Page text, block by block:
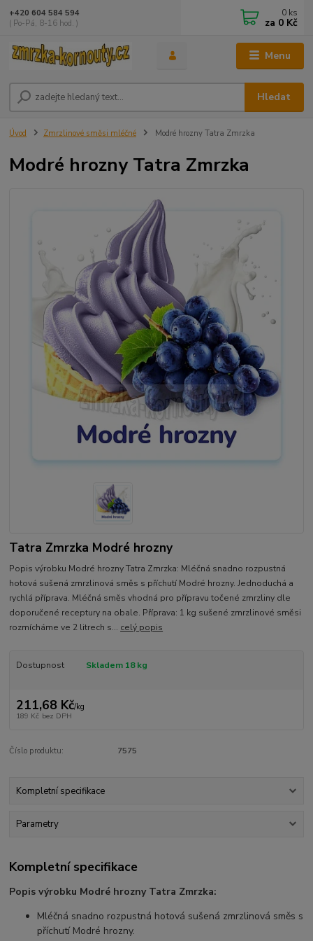
Menu
Hledat
+420 604 584 594
( Po-Pá, 8-16 hod. )
0 ks
za 0 Kč
Úvod Zmrzlinové směsi mléčné Modré hrozny Tatra Zmrzka
Modré hrozny Tatra Zmrzka
Tatra Zmrzka Modré hrozny
Popis výrobku Modré hrozny Tatra Zmrzka: Mléčná snadno rozpustná
hotová sušená zmrzlinová směs s příchutí Modré hrozny. Jednoduchá a
rychlá příprava. Mléčná směs vhodná pro přípravu točené zmrzliny dle
doporučené receptury na obale. Příprava: 1 kg sušené zmrzlinové směsi
rozmícháme ve 2 litrech s... celý popis
Dostupnost Skladem 18 kg
211,68 Kč/kg
189 Kč bez DPH
Číslo produktu: 7575
Kompletní specifikace
Parametry
Kompletní specifikace
Popis výrobku Modré hrozny Tatra Zmrzka:
Mléčná snadno rozpustná hotová sušená zmrzlinová směs s
příchutí Modré hrozny.